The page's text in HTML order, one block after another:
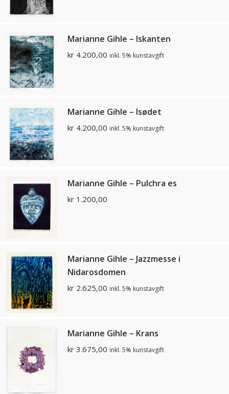
Marianne Gihle – Iskanten
kr 4.200,00 inkl. 5% kunstavgift
Marianne Gihle – Isødet
kr 4.200,00 inkl. 5% kunstavgift
Marianne Gihle – Pulchra es
kr 1.200,00
Marianne Gihle – Jazzmesse i
Nidarosdomen
kr 2.625,00 inkl. 5% kunstavgift
Marianne Gihle – Krans
kr 3.675,00 inkl. 5% kunstavgift